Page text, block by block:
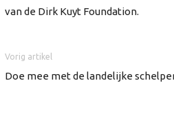
van de Dirk Kuyt Foundation.
Vorig artikel
Doe mee met de landelijke